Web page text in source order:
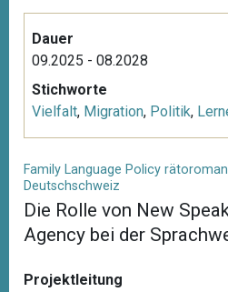
Dauer
09.2025 - 08.2028
Stichworte
Vielfalt, Migration, Politik,
Family Language Policy
Deutschschweiz
Die Rolle von New
Agency bei der
Projektleitung